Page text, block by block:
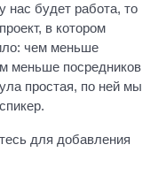
будет работа, то
в котором
чем меньше
меньше посредников
простая, по ней мы
для добавления